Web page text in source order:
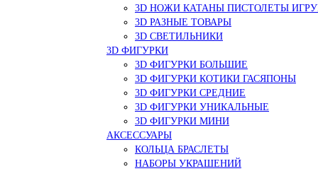
3D НОЖИ КАТАНЫ ПИСТОЛЕТЫ
3D РАЗНЫЕ ТОВАРЫ
3D СВЕТИЛЬНИКИ
3D ФИГУРКИ
3D ФИГУРКИ БОЛЬШИЕ
3D ФИГУРКИ КОТИКИ ГАСЯПОНЫ
3D ФИГУРКИ СРЕДНИЕ
3D ФИГУРКИ УНИКАЛЬНЫЕ
3D ФИГУРКИ МИНИ
АКСЕССУАРЫ
КОЛЬЦА БРАСЛЕТЫ
НАБОРЫ УКРАШЕНИЙ